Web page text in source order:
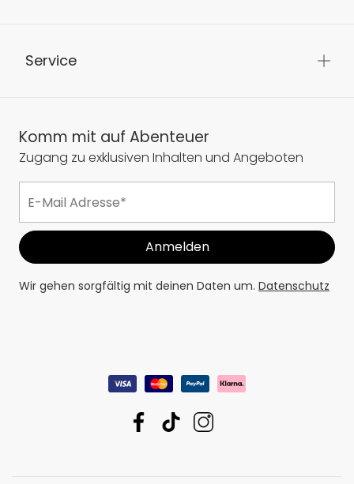
Service
Komm mit auf Abenteuer
Zugang zu exklusiven Inhalten und Angeboten
Wir gehen sorgfältig mit deinen Daten um. Datenschutz